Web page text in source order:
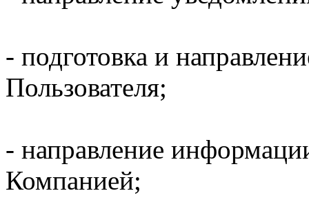
- подготовка и
Пользователя;
- направление
Компанией;